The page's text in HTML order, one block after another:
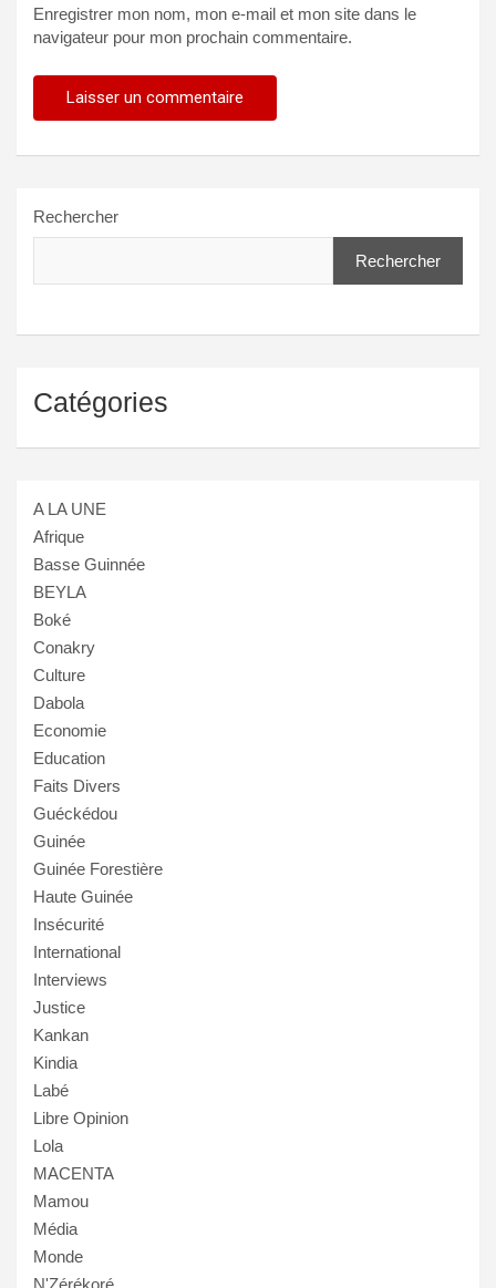
Enregistrer mon nom, mon e-mail et mon site dans le
navigateur pour mon prochain commentaire.
Rechercher
Rechercher
Catégories
A LA UNE
Afrique
Basse Guinnée
BEYLA
Boké
Conakry
Culture
Dabola
Economie
Education
Faits Divers
Guéckédou
Guinée
Guinée Forestière
Haute Guinée
Insécurité
International
Interviews
Justice
Kankan
Kindia
Labé
Libre Opinion
Lola
MACENTA
Mamou
Média
Monde
N'Zérékoré